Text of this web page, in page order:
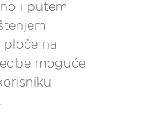
i putem
ploče na
moguće